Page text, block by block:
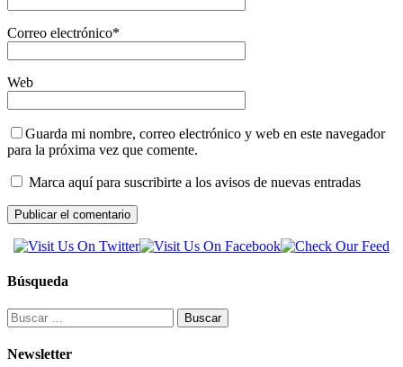
Correo electrónico*
Web
Guarda mi nombre, correo electrónico y web en este navegador
para la próxima vez que comente.
Marca aquí para suscribirte a los avisos de nuevas entradas
Búsqueda
Buscar:
Newsletter